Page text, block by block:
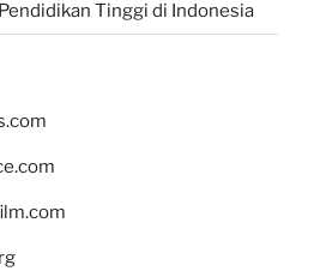
Tinggi di Indonesia